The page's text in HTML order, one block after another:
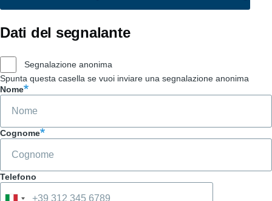
Dati del segnalante
Segnalazione anonima
Spunta questa casella se vuoi inviare una segnalazione anonima
Nome
Cognome
Telefono